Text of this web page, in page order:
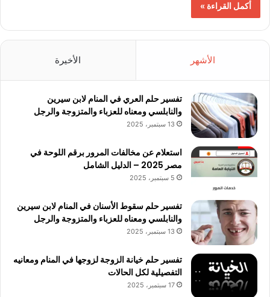
أكمل القراءة »
الأشهر الأخيرة
تفسير حلم العري في المنام لابن سيرين
والنابلسي ومعناه للعزباء والمتزوجة والرجل
13 سبتمبر، 2025
استعلام عن مخالفات المرور برقم اللوحة في
مصر 2025 – الدليل الشامل
5 سبتمبر، 2025
تفسير حلم سقوط الأسنان في المنام لابن سيرين
والنابلسي ومعناه للعزباء والمتزوجة والرجل
13 سبتمبر، 2025
تفسير حلم خيانة الزوجة لزوجها في المنام ومعانيه
التفصيلية لكل الحالات
17 سبتمبر، 2025